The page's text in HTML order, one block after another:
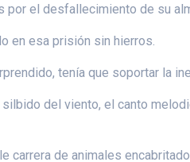
el desfallecimiento de su
en esa prisión sin hierros.
tenía que soportar la
del viento, el canto
de animales